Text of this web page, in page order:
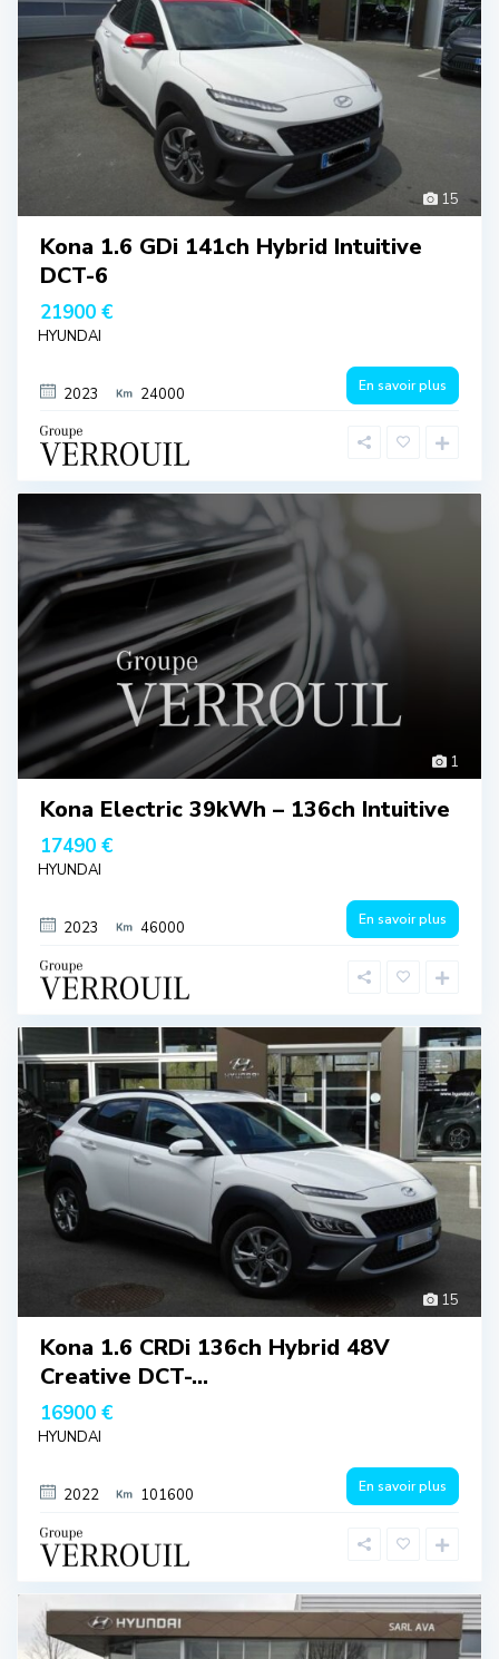
15
Kona 1.6 GDi 141ch Hybrid Intuitive
DCT-6
21900 €
HYUNDAI
2023 24000 En savoir plus
1
Kona Electric 39kWh – 136ch Intuitive
17490 €
HYUNDAI
2023 46000 En savoir plus
15
Kona 1.6 CRDi 136ch Hybrid 48V
Creative DCT-...
16900 €
HYUNDAI
2022 101600 En savoir plus